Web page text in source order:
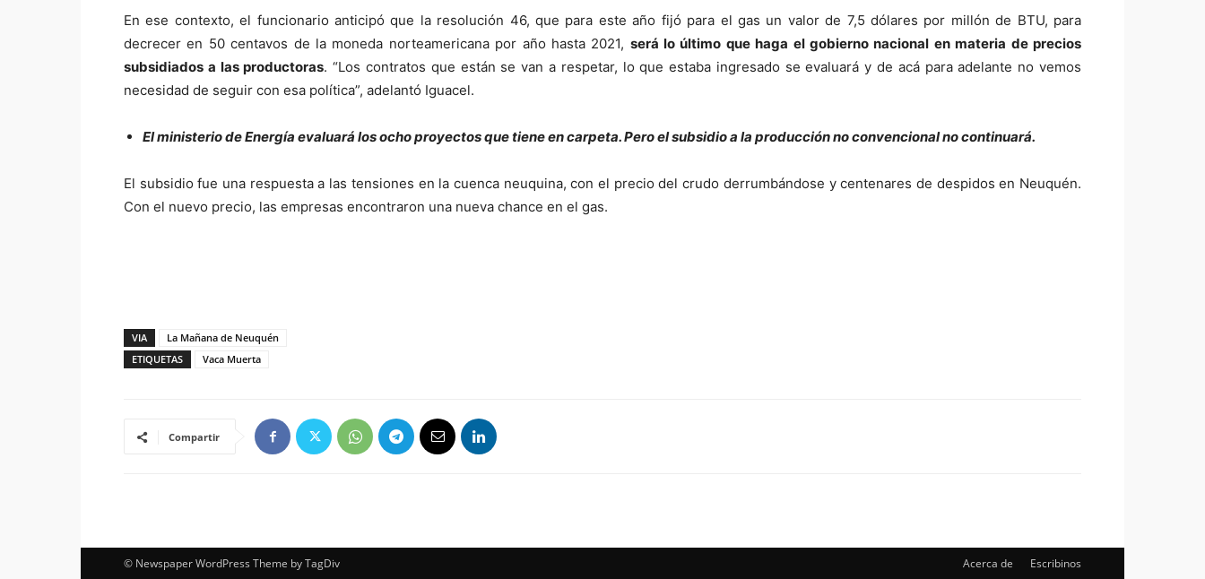
En ese contexto, el funcionario anticipó que la resolución 46, que para este año fijó para el gas un valor de 7,5 dólares por millón de BTU, para
decrecer en 50 centavos de la moneda norteamericana por año hasta 2021, será lo último que haga el gobierno nacional en materia de precios
subsidiados a las productoras. “Los contratos que están se van a respetar, lo que estaba ingresado se evaluará y de acá para adelante no vemos
necesidad de seguir con esa política”, adelantó Iguacel.
El ministerio de Energía evaluará los ocho proyectos que tiene en carpeta. Pero el subsidio a la producción no convencional no continuará.
El subsidio fue una respuesta a las tensiones en la cuenca neuquina, con el precio del crudo derrumbándose y centenares de despidos en Neuquén.
Con el nuevo precio, las empresas encontraron una nueva chance en el gas.
VIA
La Mañana de Neuquén
ETIQUETAS
Vaca Muerta
Compartir
Acerca de Escribinos
© Newspaper WordPress Theme by TagDiv